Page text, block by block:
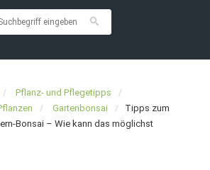
Pflanz- und Pflegetipps
Gartenbonsai
Tipps zum
Bonsai – Wie kann das möglichst